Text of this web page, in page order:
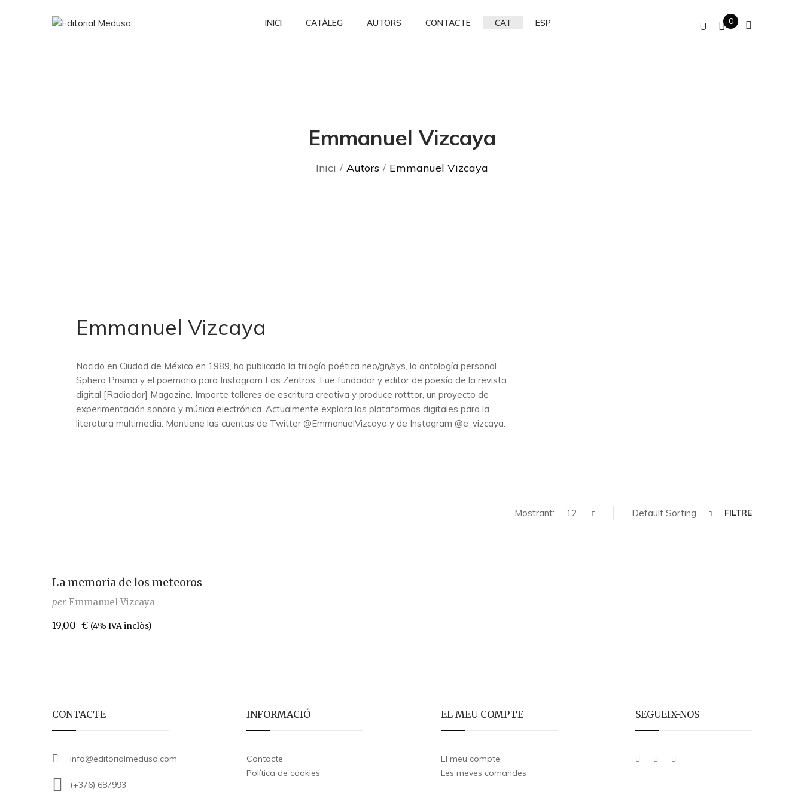
INICI CATÀLEG AUTORS CONTACTE CAT ESP 0
Emmanuel Vizcaya
Inici Autors Emmanuel Vizcaya
Emmanuel Vizcaya
Nacido en Ciudad de México en 1989, ha publicado la trilogía poética neo/gn/sys, la antología personal
Sphera Prisma y el poemario para Instagram Los Zentros. Fue fundador y editor de poesía de la revista
digital [Radiador] Magazine. Imparte talleres de escritura creativa y produce rotttor, un proyecto de
experimentación sonora y música electrónica. Actualmente explora las plataformas digitales para la
literatura multimedia. Mantiene las cuentas de Twitter @EmmanuelVizcaya y de Instagram @e_vizcaya.
FILTRE
Default Sorting
Mostrant: 12
La memoria de los meteoros
per Emmanuel Vizcaya
19,00 € (4% IVA inclòs)
CONTACTE
info@editorialmedusa.com
(+376) 687993
INFORMACIÓ
Contacte
Política de cookies
EL MEU COMPTE
El meu compte
Les meves comandes
SEGUEIX-NOS